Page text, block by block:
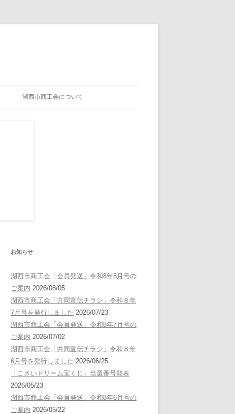
湖西市商工会について
お知らせ
湖西市商工会「会員発送」令和8年8月号の
ご案内 2026/08/05
湖西市商工会「共同宣伝チラシ」令和８年
7月号を発行しました 2026/07/23
湖西市商工会「会員発送」令和8年7月号の
ご案内 2026/07/02
湖西市商工会「共同宣伝チラシ」令和８年
6月号を発行しました 2026/06/25
「こさいドリーム宝くじ」当選番号発表
2026/05/23
湖西市商工会「会員発送」令和8年6月号の
ご案内 2026/05/22